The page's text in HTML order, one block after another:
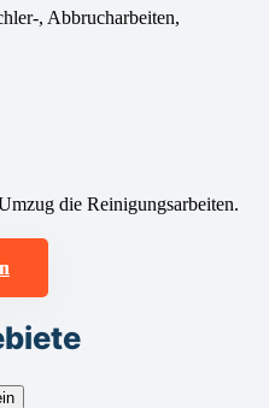
, Abbrucharbeiten,
die Reinigungsarbeiten.